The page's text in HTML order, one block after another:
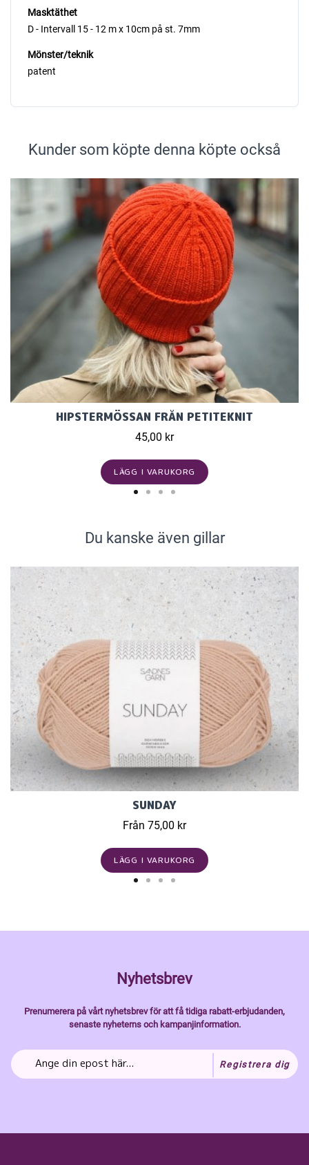
Masktäthet
D - Intervall 15 - 12 m x 10cm på st. 7mm
Mönster/teknik
patent
Kunder som köpte denna köpte också
HIPSTERMÖSSAN FRÅN PETITEKNIT
45,00 kr
LÄGG I VARUKORG
Du kanske även gillar
SUNDAY
Från 75,00 kr
LÄGG I VARUKORG
Nyhetsbrev
Prenumerera på vårt nyhetsbrev för att få tidiga rabatt-erbjudanden,
senaste nyheterns och kampanjinformation.
Registrera dig